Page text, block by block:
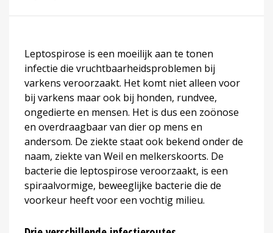
Leptospirose is een moeilijk aan te tonen
infectie die vruchtbaarheidsproblemen bij
varkens veroorzaakt. Het komt niet alleen voor
bij varkens maar ook bij honden, rundvee,
ongedierte en mensen. Het is dus een zoönose
en overdraagbaar van dier op mens en
andersom. De ziekte staat ook bekend onder de
naam, ziekte van Weil en melkerskoorts. De
bacterie die leptospirose veroorzaakt, is een
spiraalvormige, beweeglijke bacterie die de
voorkeur heeft voor een vochtig milieu.